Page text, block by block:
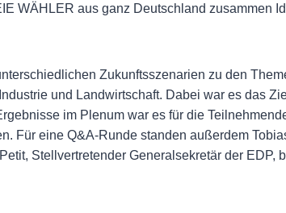
WÄHLER aus ganz Deutschland zusammen
Zukunftsszenarien zu den
und Landwirtschaft. Dabei war es das
im Plenum war es für die
Für eine Q&A-Runde standen außerdem
Stellvertretender Generalsekretär der EDP,